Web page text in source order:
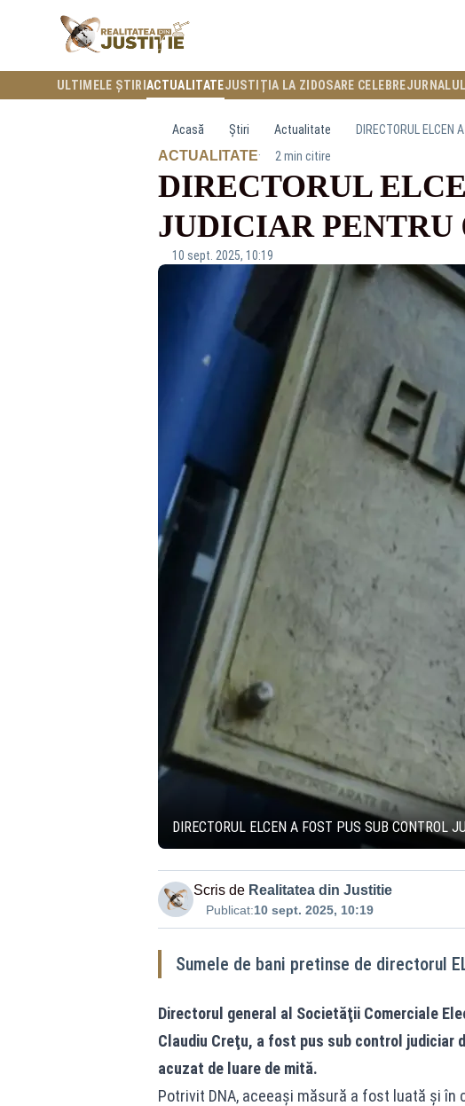
ULTIMELE ȘTIRI ACTUALITATEJUSTIȚIA LA ZI DOSARE CELEBRE
Acasă Știri Actualitate DIRECTORUL ELCEN
ACTUALITATE· 2 min citire
DIRECTORUL
JUDICIAR PENTRU
10 sept. 2025, 10:19
DIRECTORUL ELCEN A FOST PUS SUB CONTROL
Scris de Realitatea din Justitie
Publicat:10 sept. 2025, 10:19
Sumele de bani pretinse de directorul
Directorul general al Societăţii Comerciale
Claudiu Creţu, a fost pus sub control judiciar
acuzat de luare de mită.
Potrivit DNA, aceeaşi măsură a fost luată şi